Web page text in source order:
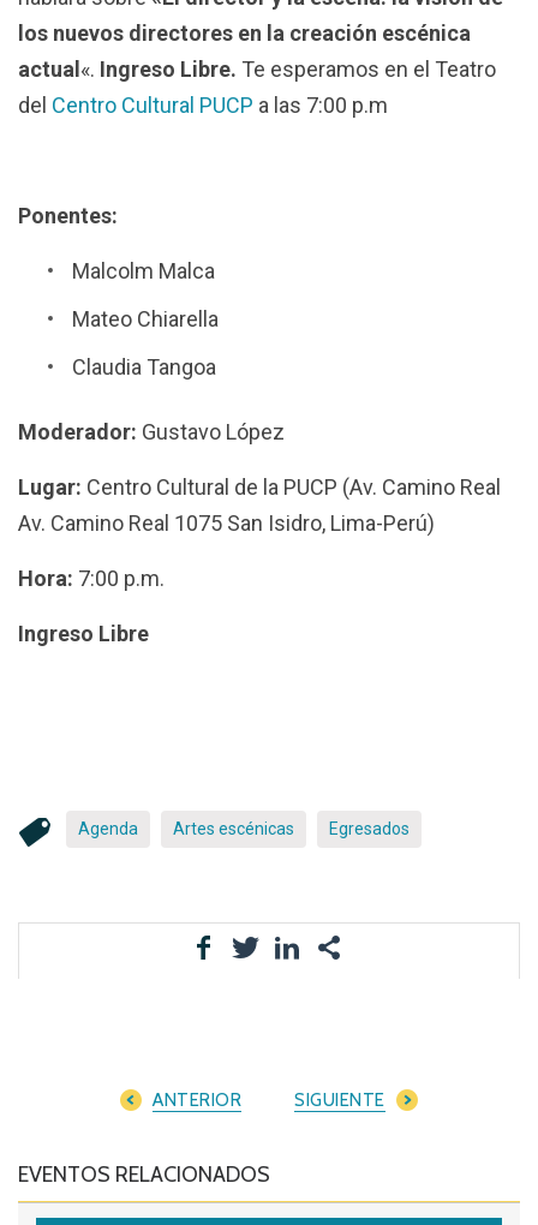
los nuevos directores en la creación escénica
actual «. Ingreso Libre. Te esperamos en el Teatro
del Centro Cultural PUCP a las 7:00 p.m
Ponentes:
Malcolm Malca
Mateo Chiarella
Claudia Tangoa
Moderador: Gustavo López
Lugar: Centro Cultural de la PUCP (Av. Camino Real
Av. Camino Real 1075 San Isidro, Lima-Perú)
Hora: 7:00 p.m.
Ingreso Libre
Agenda Artes escénicas Egresados
ANTERIOR SIGUIENTE
EVENTOS RELACIONADOS